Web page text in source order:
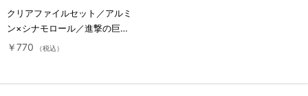
クリアファイルセット／アルミ
ン×シナモロール／進撃の巨人
×サンリオキャラクターズ2
￥770 （税込）